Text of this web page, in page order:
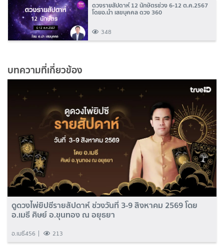
ดวงรายสัปดาห์ 12 นักษัตรช่วง 6-12 ต.ค.2567
โดยอ.นำ เสขบุคคล ดวง 360
348
บทความที่เกี่ยวข้อง
ดูดวงไพ่ยิปซีรายสัปดาห์ ช่วงวันที่ 3-9 สิงหาคม 2569 โดย
อ.เมธี ศิษย์ อ.ขุนทอง ณ อยุธยา
อ.เมธี456 213